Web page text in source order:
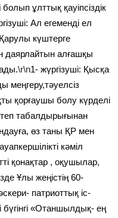
болып ұлттық қауіпсіздік
Ал егеменді ел
күштерге
даярлайтын алғашқы
\r\n1- жүргізуші: Қысқа
меңгеру,тәуелсіз
қорғаушы болу күрделі
табалдырығынан
өз таны ҚР мен
кәміл
қонақтар , оқушылар,
Ұлы жеңістің 60-
патриоттық іс-
бүгінгі «Отаншылдық- ең